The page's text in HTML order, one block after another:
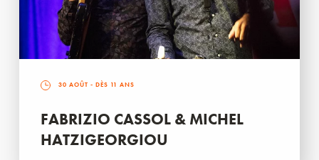
30 AOÛT - DÈS 11 ANS
FABRIZIO CASSOL & MICHEL
HATZIGEORGIOU